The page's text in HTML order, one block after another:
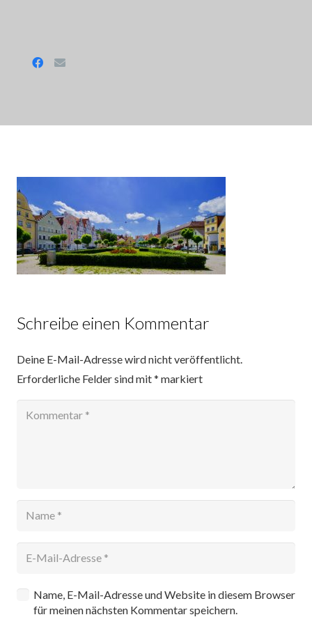
Schreibe einen Kommentar
Deine E-Mail-Adresse wird nicht veröffentlicht.
Erforderliche Felder sind mit* markiert
Name, E-Mail-Adresse und Website in diesem Browser
für meinen nächsten Kommentar speichern.